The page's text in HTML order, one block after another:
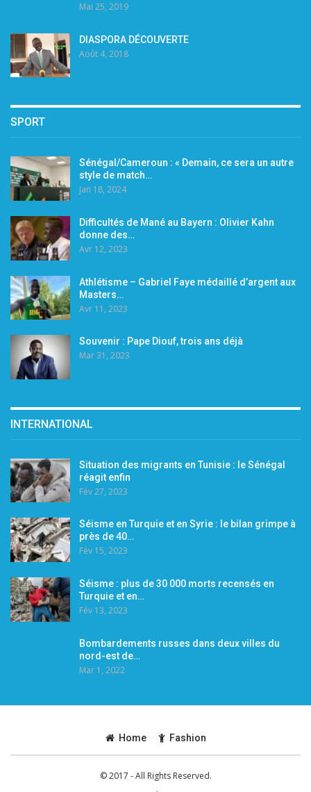
Mai 25, 2019
DIASPORA DÉCOUVERTE
Août 4, 2018
SPORT
Sénégal/Cameroun : « Demain, ce sera un autre
style de match…
Jan 18, 2024
Difficultés de Mané au Bayern : Olivier Kahn
donne des…
Avr 12, 2023
Athlétisme – Gabriel Faye médaillé d’argent aux
Masters…
Avr 11, 2023
Souvenir : Pape Diouf, trois ans déjà
Mar 31, 2023
INTERNATIONAL
Situation des migrants en Tunisie : le Sénégal
réagit enfin
Fév 27, 2023
Séisme en Turquie et en Syrie : le bilan grimpe à
près de 40…
Fév 15, 2023
Séisme : plus de 30 000 morts recensés en
Turquie et en…
Fév 13, 2023
Bombardements russes dans deux villes du
nord-est de…
Mar 1, 2022
Home Fashion
© 2017 - All Rights Reserved.